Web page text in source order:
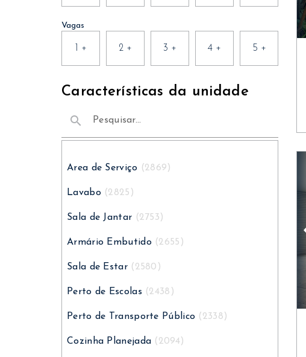
Vagas
+ 2 + 3 + 4 + 5 +
Características da unidade
search
Area de Serviço (2869)
Lavabo (2825)
Sala de Jantar (2753)
Armário Embutido (2655)
Sala de Estar (2580)
Perto de Escolas (2438)
Perto de Transporte Público (2338)
Cozinha Planejada (2094)